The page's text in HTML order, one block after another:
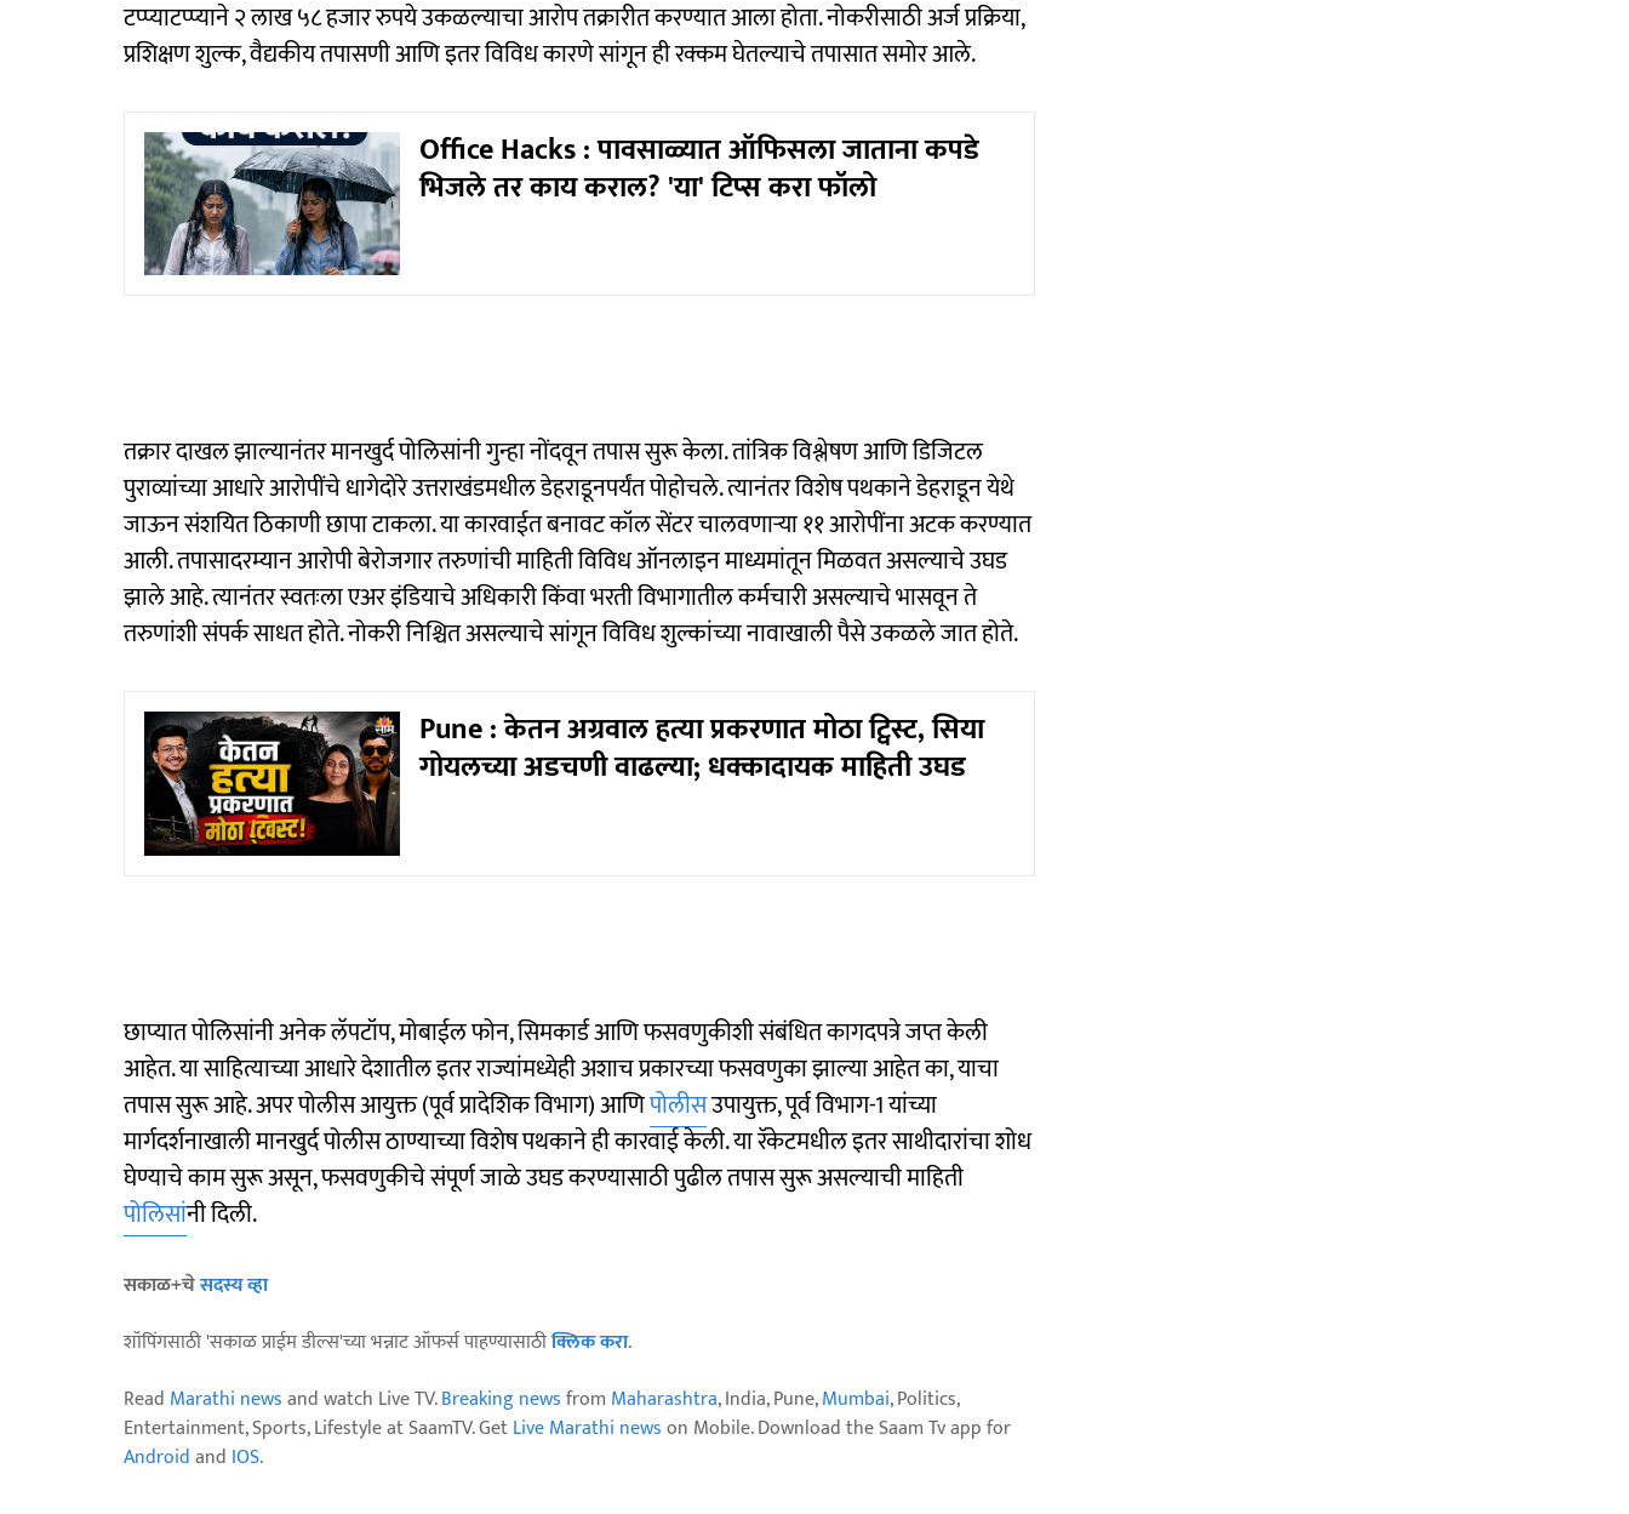
टप्प्याटप्प्याने २ लाख ५८ हजार रुपये उकळल्याचा आरोप तक्रारीत करण्यात आला होता. नोकरीसाठी अर्ज प्रक्रिया,
प्रशिक्षण शुल्क, वैद्यकीय तपासणी आणि इतर विविध कारणे सांगून ही रक्कम घेतल्याचे तपासात समोर आले.
Office Hacks : पावसाळ्यात ऑफिसला जाताना कपडे
भिजले तर काय कराल? 'या' टिप्स करा फॉलो
तक्रार दाखल झाल्यानंतर मानखुर्द पोलिसांनी गुन्हा नोंदवून तपास सुरू केला. तांत्रिक विश्लेषण आणि डिजिटल
पुराव्यांच्या आधारे आरोपींचे धागेदोरे उत्तराखंडमधील डेहराडूनपर्यंत पोहोचले. त्यानंतर विशेष पथकाने डेहराडून येथे
जाऊन संशयित ठिकाणी छापा टाकला. या कारवाईत बनावट कॉल सेंटर चालवणाऱ्या ११ आरोपींना अटक करण्यात
आली. तपासादरम्यान आरोपी बेरोजगार तरुणांची माहिती विविध ऑनलाइन माध्यमांतून मिळवत असल्याचे उघड
झाले आहे. त्यानंतर स्वतःला एअर इंडियाचे अधिकारी किंवा भरती विभागातील कर्मचारी असल्याचे भासवून ते
तरुणांशी संपर्क साधत होते. नोकरी निश्चित असल्याचे सांगून विविध शुल्कांच्या नावाखाली पैसे उकळले जात होते.
Pune : केतन अग्रवाल हत्या प्रकरणात मोठा ट्विस्ट, सिया
गोयलच्या अडचणी वाढल्या; धक्कादायक माहिती उघड
छाप्यात पोलिसांनी अनेक लॅपटॉप, मोबाईल फोन, सिमकार्ड आणि फसवणुकीशी संबंधित कागदपत्रे जप्त केली
आहेत. या साहित्याच्या आधारे देशातील इतर राज्यांमध्येही अशाच प्रकारच्या फसवणुका झाल्या आहेत का, याचा
तपास सुरू आहे. अपर पोलीस आयुक्त (पूर्व प्रादेशिक विभाग) आणिपोलीसउपायुक्त, पूर्व विभाग-1 यांच्या
मार्गदर्शनाखाली मानखुर्द पोलीस ठाण्याच्या विशेष पथकाने ही कारवाई केली. या रॅकेटमधील इतर साथीदारांचा शोध
घेण्याचे काम सुरू असून, फसवणुकीचे संपूर्ण जाळे उघड करण्यासाठी पुढील तपास सुरू असल्याची माहिती
पोलिसांनी दिली.
सकाळ+चेसदस्य व्हा
शॉपिंगसाठी 'सकाळ प्राईम डील्स'च्या भन्नाट ऑफर्स पाहण्यासाठीक्लिक करा.
Read Marathi newsand watch Live TV.Breaking newsfrom Maharashtra, India, Pune,Mumbai, Politics,
Entertainment, Sports, Lifestyle at SaamTV. GetLive Marathi newson Mobile. Download the Saam Tv app for
Androidand IOS.